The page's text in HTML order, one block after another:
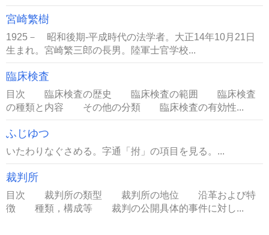
宮崎繁樹
1925－ 昭和後期-平成時代の法学者。大正14年10月21日
生まれ。宮崎繁三郎の長男。陸軍士官学校...
臨床検査
目次 臨床検査の歴史 臨床検査の範囲 臨床検査
の種類と内容 その他の分類 臨床検査の有効性...
ふじゆつ
いたわりなぐさめる。字通「拊」の項目を見る。...
裁判所
目次 裁判所の類型 裁判所の地位 沿革および特
徴 種類，構成等 裁判の公開具体的事件に対し...